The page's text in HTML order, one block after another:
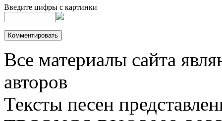
Введите цифры с картинки
Все материалы сайта
авторов
Тексты песен